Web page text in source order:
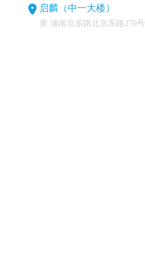
启麟（中一大楼）
黄 浦南京东路北京东路270号